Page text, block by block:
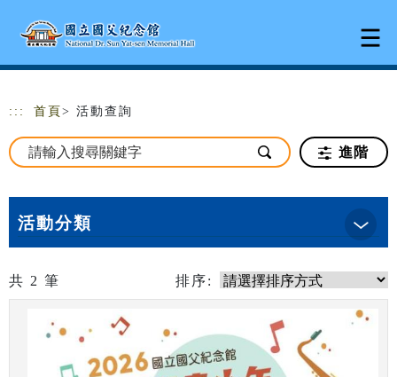
::: 首頁 > 活動查詢
進階
活動分類
共 2 筆 排序: